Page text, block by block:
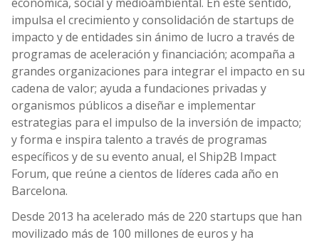
impulsa el crecimiento y consolidación de startups de
impacto y de entidades sin ánimo de lucro a través de
programas de aceleración y financiación; acompaña a
grandes organizaciones para integrar el impacto en su
cadena de valor; ayuda a fundaciones privadas y
organismos públicos a diseñar e implementar
estrategias para el impulso de la inversión de impacto;
y forma e inspira talento a través de programas
específicos y de su evento anual, el Ship2B Impact
Forum, que reúne a cientos de líderes cada año en
Barcelona.
Desde 2013 ha acelerado más de 220 startups que han
movilizado más de 100 millones de euros y ha